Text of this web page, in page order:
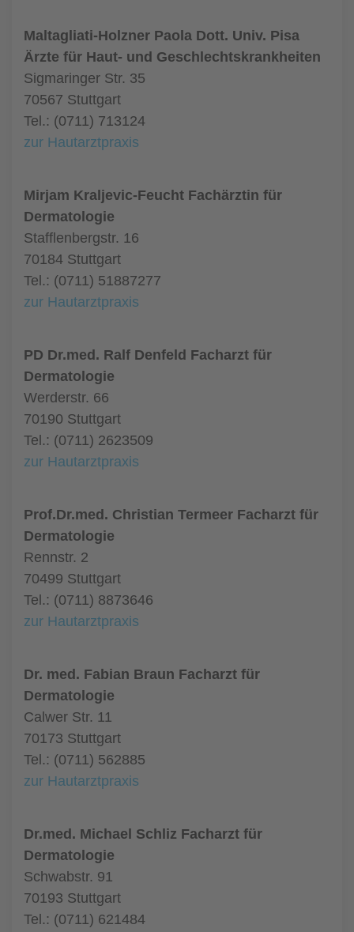
Maltagliati-Holzner Paola Dott. Univ. Pisa
Ärzte für Haut- und Geschlechtskrankheiten
Sigmaringer Str. 35
70567 Stuttgart
Tel.: (0711) 713124
zur Hautarztpraxis
Mirjam Kraljevic-Feucht Fachärztin für
Dermatologie
Stafflenbergstr. 16
70184 Stuttgart
Tel.: (0711) 51887277
zur Hautarztpraxis
PD Dr.med. Ralf Denfeld Facharzt für
Dermatologie
Werderstr. 66
70190 Stuttgart
Tel.: (0711) 2623509
zur Hautarztpraxis
Prof.Dr.med. Christian Termeer Facharzt für
Dermatologie
Rennstr. 2
70499 Stuttgart
Tel.: (0711) 8873646
zur Hautarztpraxis
Dr. med. Fabian Braun Facharzt für
Dermatologie
Calwer Str. 11
70173 Stuttgart
Tel.: (0711) 562885
zur Hautarztpraxis
Dr.med. Michael Schliz Facharzt für
Dermatologie
Schwabstr. 91
70193 Stuttgart
Tel.: (0711) 621484